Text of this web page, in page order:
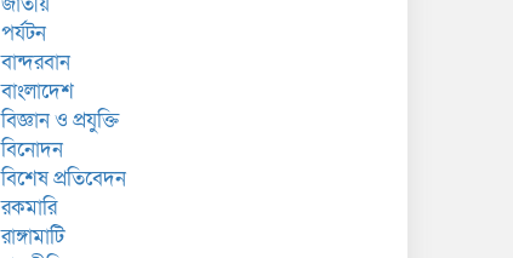
পর্যটন
বান্দরবান
বাংলাদেশ
বিজ্ঞান ও প্রযুক্তি
বিনোদন
বিশেষ প্রতিবেদন
রকমারি
রাঙ্গামাটি